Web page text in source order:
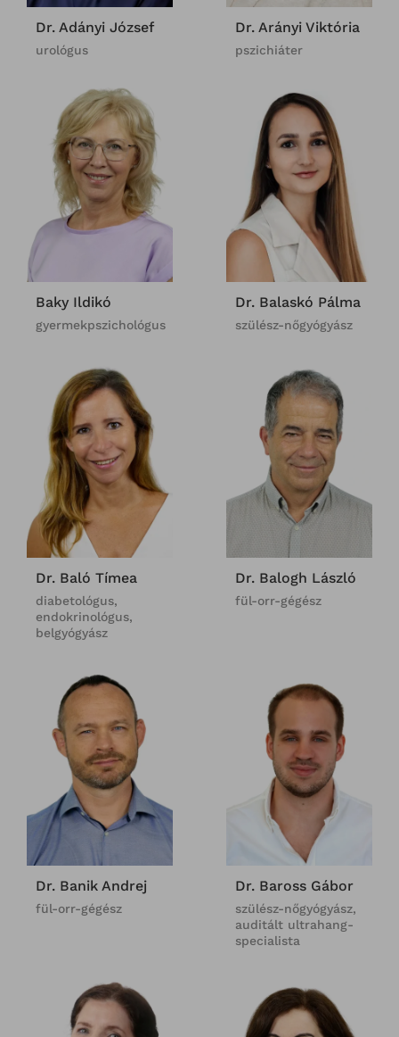
Dr. Adányi József
urológus
Dr. Arányi Viktória
pszichiáter
Baky Ildikó
gyermekpszichológus
Dr. Balaskó Pálma
szülész-nőgyógyász
Dr. Baló Tímea
diabetológus,
endokrinológus,
belgyógyász
Dr. Balogh László
fül-orr-gégész
Dr. Banik Andrej
fül-orr-gégész
Dr. Baross Gábor
szülész-nőgyógyász,
auditált ultrahang-
specialista